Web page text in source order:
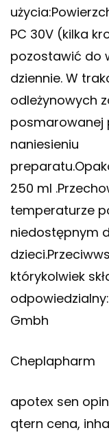
PC 30V (kilka
pozostawić do
dziennie. W
odleżynowych
posmarowanej
naniesieniu
250 ml
temperaturze
niedostępnym
którykolwiek
Gmbh
Cheplapharm
apotex sen
qtern cena,